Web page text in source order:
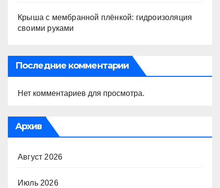
Крыша с мембранной плёнкой: гидроизоляция
своими руками
Последние комментарии
Нет комментариев для просмотра.
Архив
Август 2026
Июль 2026